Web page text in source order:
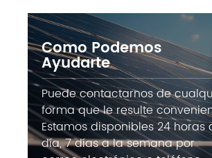
Como Podemos
Ayudarte
Puede contactarnos de
forma que le resulte
Estamos disponibles 24 horas
día, 7 días a la semana por